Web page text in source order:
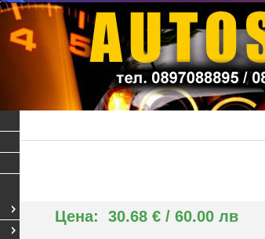
Цена: 30.68 € / 60.00 лв